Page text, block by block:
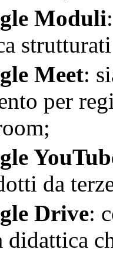
Moduli
Meet:
per
da
Drive:
didattica